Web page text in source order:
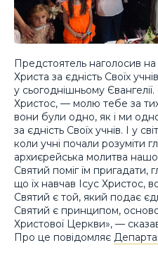
Предстоятель наголосив на
Христа за єдність Своїх
у сьогоднішньому
Христос, — молю тебе за
вони були одно, як і ми
за єдність Своїх учнів. І у
коли учні почали розуміти
архиєрейська молитва
Святий поміг їм пригадати,
що їх навчав Ісус Христос,
Святий є той, який подає
Святий є принципом,
Христової Церкви», —
Про це повідомляє